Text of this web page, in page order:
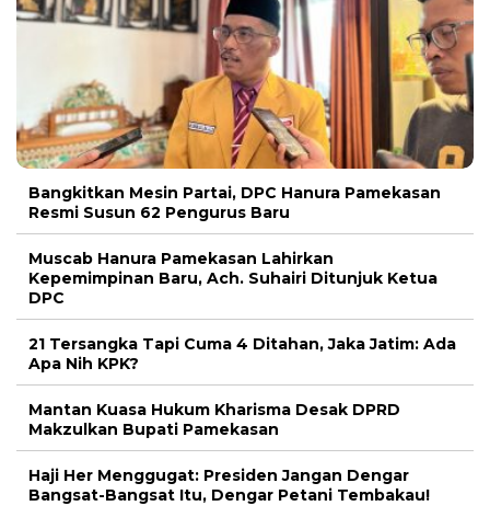
Bangkitkan Mesin Partai, DPC Hanura Pamekasan
Resmi Susun 62 Pengurus Baru
Muscab Hanura Pamekasan Lahirkan
Kepemimpinan Baru, Ach. Suhairi Ditunjuk Ketua
DPC
21 Tersangka Tapi Cuma 4 Ditahan, Jaka Jatim: Ada
Apa Nih KPK?
Mantan Kuasa Hukum Kharisma Desak DPRD
Makzulkan Bupati Pamekasan
Haji Her Menggugat: Presiden Jangan Dengar
Bangsat-Bangsat Itu, Dengar Petani Tembakau!